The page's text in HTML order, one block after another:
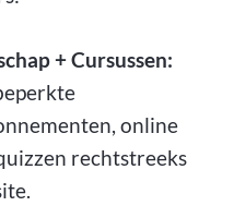
+ Cursussen:
online
rechtstreeks